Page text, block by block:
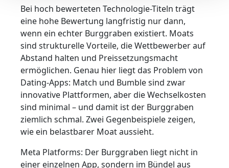
Bei hoch bewerteten Technologie-Titeln trägt
eine hohe Bewertung langfristig nur dann,
wenn ein echter Burggraben existiert. Moats
sind strukturelle Vorteile, die Wettbewerber auf
Abstand halten und Preissetzungsmacht
ermöglichen. Genau hier liegt das Problem von
Dating-Apps: Match und Bumble sind zwar
innovative Plattformen, aber die Wechselkosten
sind minimal – und damit ist der Burggraben
ziemlich schmal. Zwei Gegenbeispiele zeigen,
wie ein belastbarer Moat aussieht.
Meta Platforms: Der Burggraben liegt nicht in
einer einzelnen App, sondern im Bündel aus